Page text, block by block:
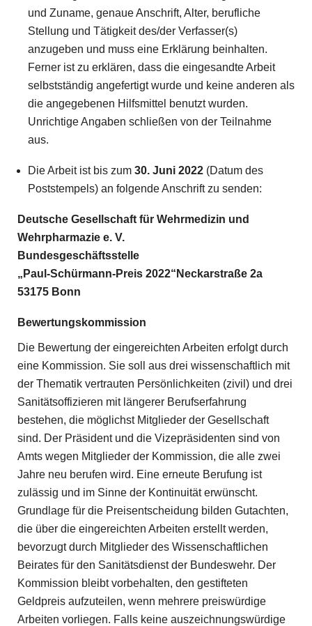
und Zuname, genaue Anschrift, Alter, berufliche
Stellung und Tätigkeit des/der Verfasser(s)
anzugeben und muss eine Erklärung beinhalten.
Ferner ist zu erklären, dass die eingesandte Arbeit
selbstständig angefertigt wurde und keine anderen als
die angegebenen Hilfsmittel benutzt wurden.
Unrichtige Angaben schließen von der Teilnahme
aus.
Die Arbeit ist bis zum 30. Juni 2022 (Datum des
Poststempels) an folgende Anschrift zu senden:
Deutsche Gesellschaft für Wehrmedizin und
Wehrpharmazie e. V.
Bundesgeschäftsstelle
„Paul-Schürmann-Preis 2022“Neckarstraße 2a
53175 Bonn
Bewertungskommission
Die Bewertung der eingereichten Arbeiten erfolgt durch
eine Kommission. Sie soll aus drei wissenschaftlich mit
der Thematik vertrauten Persönlichkeiten (zivil) und drei
Sanitätsoffizieren mit längerer Berufserfahrung
bestehen, die möglichst Mitglieder der Gesellschaft
sind. Der Präsident und die Vizepräsidenten sind von
Amts wegen Mitglieder der Kommission, die alle zwei
Jahre neu berufen wird. Eine erneute Berufung ist
zulässig und im Sinne der Kontinuität erwünscht.
Grundlage für die Preisentscheidung bilden Gutachten,
die über die eingereichten Arbeiten erstellt werden,
bevorzugt durch Mitglieder des Wissenschaftlichen
Beirates für den Sanitätsdienst der Bundeswehr. Der
Kommission bleibt vorbehalten, den gestifteten
Geldpreis aufzuteilen, wenn mehrere preiswürdige
Arbeiten vorliegen. Falls keine auszeichnungswürdige